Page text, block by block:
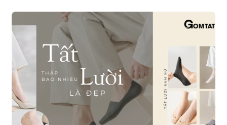
Cùng GOMTAT tìm hiểu nhé.Tuổi thọ trung bình của một đôi
tất là bao lâu?Trung bình, một đôi tất sử dụng thường xuyên